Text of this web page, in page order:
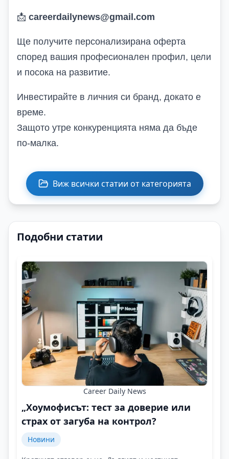
📩 careerdailynews@gmail.com
Ще получите персонализирана оферта
според вашия професионален профил, цели
и посока на развитие.
Инвестирайте в личния си бранд, докато е
време.
Защото утре конкуренцията няма да бъде
по-малка.
Виж всички статии от категорията
Подобни статии
Career Daily News
„Хоумофисът: тест за доверие или
страх от загуба на контрол?
Новини